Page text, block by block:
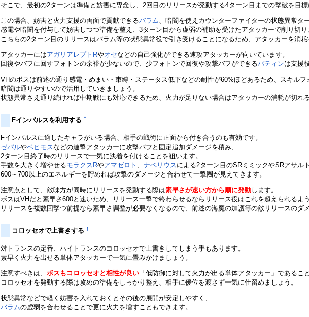
そこで、最初の2ターンは準備と妨害に専念し、2回目のリリースが発動する4ターン目までの撃破を目標
この場合、妨害と火力支援の両面で貢献できるバラム 、暗闇を使えカウンターファイターの状態異常タ
感電や暗闇を付与して妨害しつつ準備を整え、3ターン目から虚弱の補助を受けたアタッカーで削り切り
こちらの2ターン目のリリースはバラム等の状態異常役で引き受けることになるため、アタッカーを消耗
アタッカーにはアガリアレプトRやオセなどの自己強化ができる速攻アタッカーが向いています。
回復やバフに回すフォトンの余裕が少ないので、少フォトンで回復や攻撃バフができるバティンは支援
VHのボスは前述の通り感電・めまい・束縛・ステータス低下などの耐性が60%ほどあるため、スキルフ
暗闇は通りやすいので活用していきましょう。
状態異常さえ通り続ければ中期戦にも対応できるため、火力が足りない場合はアタッカーの消耗が切れ
Fインパルスを利用する†
Fインパルスに適したキャラがいる場合、相手の戦術に正面から付き合うのも有効です。
ゼパルやベヒモスなどの連撃アタッカーに攻撃バフと固定追加ダメージを積み、
2ターン目終了時のリリースで一気に決着を付けることを狙います。
手数を大きく増やせるモラクスRやアマゼロト 、ナベリウスによる2ターン目のSRミミックやSRアサル
600～700以上のエネルギーを貯めれば攻撃のダメージと合わせて一撃圏が見えてきます。
注意点として、敵味方が同時にリリースを発動する際は素早さが速い方から順に発動します。
ボスはVHだと素早さ600と速いため、リリース一撃で終わらせるならリリース役はこれを超えられるよ
リリースを複数回撃つ前提なら素早さ調整が必要なくなるので、前述の海魔の加護等の敵リリースのダ
コロッセオで上書きする†
対トランスの定番、ハイトランスのコロッセオで上書きしてしまう手もあります。
素早く火力を出せる単体アタッカーで一気に畳みかけましょう。
注意すべきは、ボスもコロッセオと相性が良い 「低防御に対して火力が出る単体アタッカー」であるこ
コロッセオを発動する際は攻めの準備をしっかり整え、相手に優位を渡さず一気に仕留めましょう。
状態異常などで軽く妨害を入れておくとその後の展開が安定しやすく、
バラムの虚弱を合わせることで更に火力を増すこともできます。